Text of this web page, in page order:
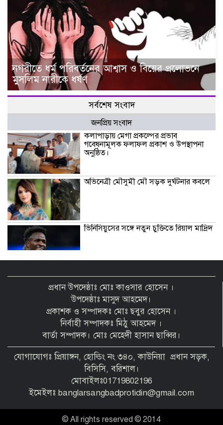
নগরীতে ধর্ম পরিবর্তনের আশ্বাস ও বিয়ের প্রলোভনে
মুসলিম নারীকে ধর্ষণ
সর্বশেষ সংবাদ
জনপ্রিয় সংবাদ
কলাপাড়ায় মেগা প্রকল্পের প্রভাব
গবেষনামূলক ফলাফল প্রকাশ ও উপস্থাপনা
অনুষ্ঠিত।
অভিনেত্রী মৌসুমী মৌ সড়ক দুর্ঘটনার কবলে
ভিনিসিয়ুসের সঙ্গে নতুন চুক্তিতে রিয়াল মাদ্রিদ
আসামে ভয়াবহ বন্যা
আগামী ২০ আগস্ট রাষ্ট্রপতি নির্বাচন
দেশে হাম উপসর্গ নিয়ে ৬ শিশুর মৃত্যু
গ্যাস সরবরাহ স্বাভাবিক হবে আগামী ৩ দিনের
মধ্যে: জ্বালানি মন্ত্রী
প্রধান উপদেষ্ঠাঃ মোঃ কাওসার হোসেন ।
উপদেষ্ঠাঃ মাসুদ আহমেদ।
প্রকাশক ও সম্পাদকঃ মোঃ ছবুর হোসেন ।
নির্বাহী সম্পাদকঃ মিঠু আহমেদ ।
বার্তা সম্পাদক। মোঃ মেহেদী হাসান ছাব্বির।
যোগাযোগঃ প্রিয়াঙ্গন, হোল্ডিং নং ৩৪০, কাউনিয়া প্রধান সড়ক,
বিসিসি, বরিশাল।
মোবাইলঃ01719802196
ইমেইলঃ banglarsangbadprotidin@gmail.com
© All rights reserved © 2014